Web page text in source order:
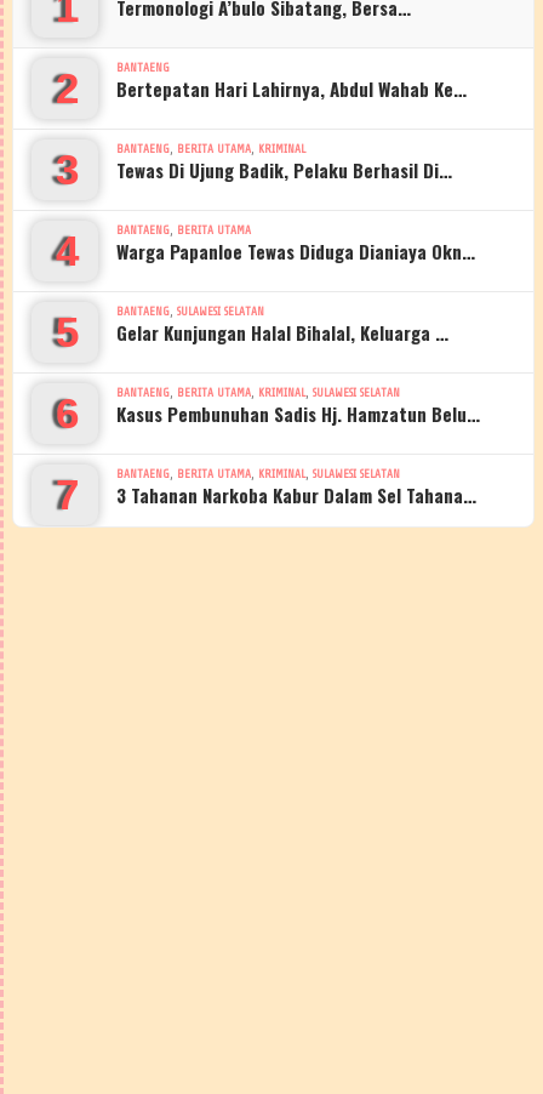
Termonologi A’bulo Sibatang, Bersa…
2 BANTAENG
Bertepatan Hari Lahirnya, Abdul Wahab Ke…
3 BANTAENG BERITA UTAMA KRIMINAL
Tewas Di Ujung Badik, Pelaku Berhasil Di…
4 BANTAENG BERITA UTAMA
Warga Papanloe Tewas Diduga Dianiaya Okn…
5 BANTAENG SULAWESI SELATAN
Gelar Kunjungan Halal Bihalal, Keluarga …
6 BANTAENG BERITA UTAMA KRIMINAL SULAWESI SELATAN
Kasus Pembunuhan Sadis Hj. Hamzatun Belu…
7 BANTAENG BERITA UTAMA KRIMINAL SULAWESI SELATAN
3 Tahanan Narkoba Kabur Dalam Sel Tahana…